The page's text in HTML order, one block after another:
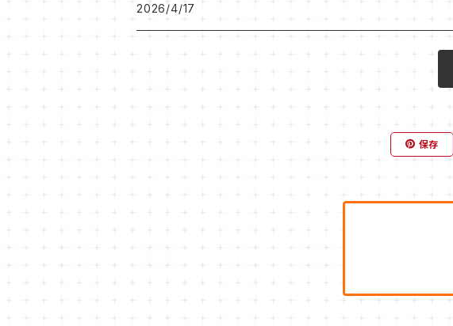
NEKONOKO作品
忍作品
Leak Leek
2026/4/17
保存